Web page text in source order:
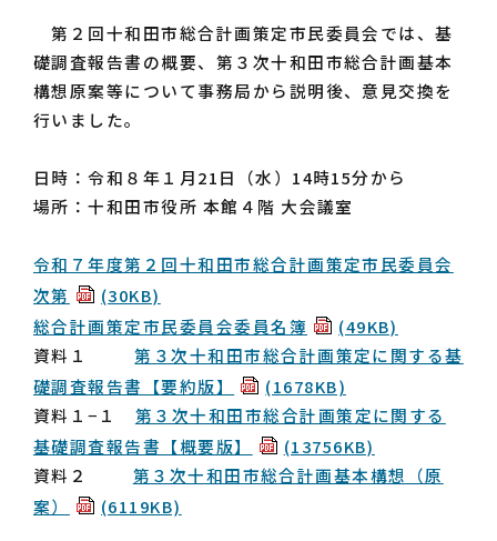
第２回十和田市総合計画策定市民委員会では、基
礎調査報告書の概要、第３次十和田市総合計画基本
構想原案等について事務局から説明後、意見交換を
行いました。
日時：令和８年１月21日（水）14時15分から
場所：十和田市役所 本館４階 大会議室
令和７年度第２回十和田市総合計画策定市民委員会
次第
(30KB)
総合計画策定市民委員会委員名簿
(49KB)
資料１第３次十和田市総合計画策定に関する基
礎調査報告書【要約版】
(1678KB)
資料１−１ 第３次十和田市総合計画策定に関する
基礎調査報告書【概要版】
(13756KB)
資料２ 第３次十和田市総合計画基本構想（原
案）
(6119KB)